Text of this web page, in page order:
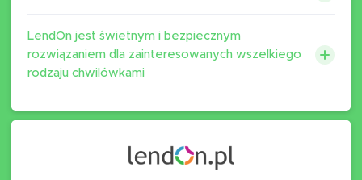
LendOn jest świetnym i bezpiecznym
rozwiązaniem dla zainteresowanych wszelkiego
rodzaju chwilówkami